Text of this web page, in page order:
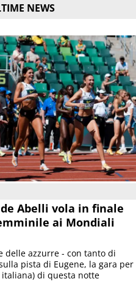
NEWS
Abelli vola in finale
ai Mondiali
delle azzurre - con tanto di
pista di Eugene, la gara per
italiana) di questa notte